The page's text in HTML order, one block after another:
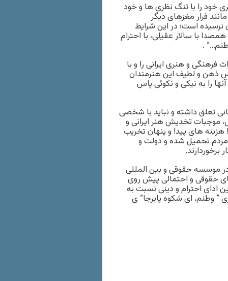
خود را با تنگ نظری ها و خود
فرار مغزهای دیگر
است؛ در این شرایط
با سالار عقیلی، با احترام
.
فرهنگی و هنری ایرانی را و با
ذهن و لطیف این هنرمندان
را به نیکی و نکوئی پاس
تعلق داشته و نباید با شخصی
موجبات تخدیش هنر ایرانی و
هزینه های پیدا و پنهان تخریب
مردم تحمیل شده و دولت و
برخوردارند.
موسسه حقوقی و بین المللی
حقوقی و احتمالی پیش روی
ادای احترام و دینی نسبت به
” وطنم، ای شکوه پابرجا” ی